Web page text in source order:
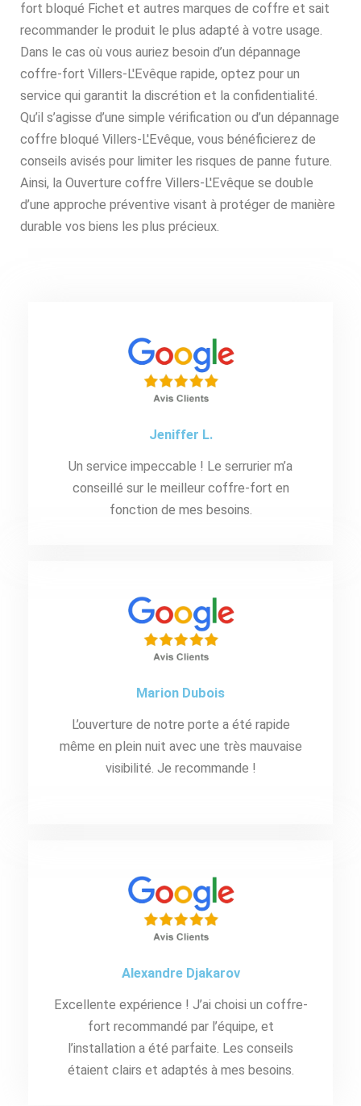
fort bloqué Fichet et autres marques de coffre et sait
recommander le produit le plus adapté à votre usage.
Dans le cas où vous auriez besoin d’un dépannage
coffre-fort Villers-L'Evêque rapide, optez pour un
service qui garantit la discrétion et la confidentialité.
Qu’il s’agisse d’une simple vérification ou d’un dépannage
coffre bloqué Villers-L'Evêque, vous bénéficierez de
conseils avisés pour limiter les risques de panne future.
Ainsi, la Ouverture coffre Villers-L'Evêque se double
d’une approche préventive visant à protéger de manière
durable vos biens les plus précieux.
Jeniffer L.
Un service impeccable ! Le serrurier m’a
conseillé sur le meilleur coffre-fort en
fonction de mes besoins.
Marion Dubois
L’ouverture de notre porte a été rapide
même en plein nuit avec une très mauvaise
visibilité. Je recommande !
Alexandre Djakarov
Excellente expérience ! J’ai choisi un coffre-
fort recommandé par l’équipe, et
l’installation a été parfaite. Les conseils
étaient clairs et adaptés à mes besoins.